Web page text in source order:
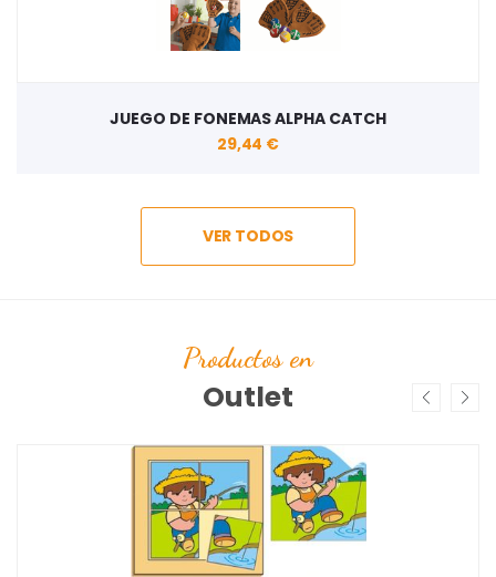
JUEGO DE FONEMAS ALPHA CATCH
29,44 €
VER TODOS
Productos en
Outlet